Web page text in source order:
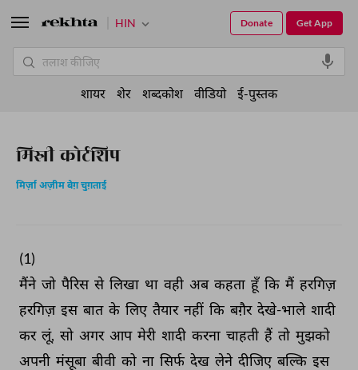
मिस्री कोर्टशिप
मिर्ज़ा अज़ीम बेग़ चुग़ताई
(1)
मैंने जो पैरिस से लिखा था वही अब कहता हूँ कि मैं हरगिज़
हरगिज़ इस बात के लिए तैयार नहीं कि बग़ैर देखे-भाले शादी
कर लूं, सो अगर आप मेरी शादी करना चाहती हैं तो मुझको
अपनी मंसूबा बीवी को ना सिर्फ देख लेने दीजिए बल्कि इस
HIN Get App
Donate
शायर शेर शब्दकोश वीडियो ई-पुस्तक